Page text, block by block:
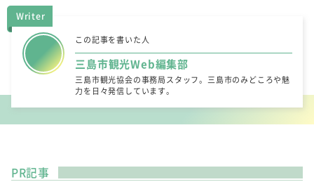
Writer
この記事を書いた人
三島市観光Web編集部
三島市観光協会の事務局スタッフ。三島市のみどころや魅
力を日々発信しています。
PR記事